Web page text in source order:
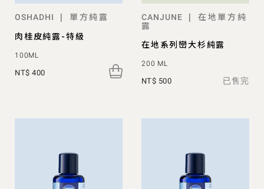
OSHADHI |
單方純露
肉桂皮純露-特級
100ML
NT$ 400
CANJUNE | 在地單方純
露
在地系列巒大杉純露
200 ML
已售完
NT$ 500